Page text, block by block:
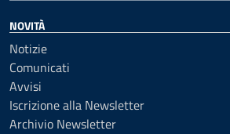
NOVITÀ
Notizie
Comunicati
Avvisi
Iscrizione alla Newsletter
Archivio Newsletter